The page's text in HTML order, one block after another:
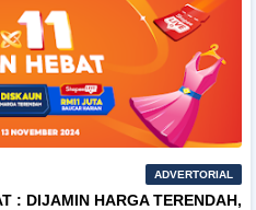
ADVERTORIAL
: DIJAMIN HARGA TERENDAH,